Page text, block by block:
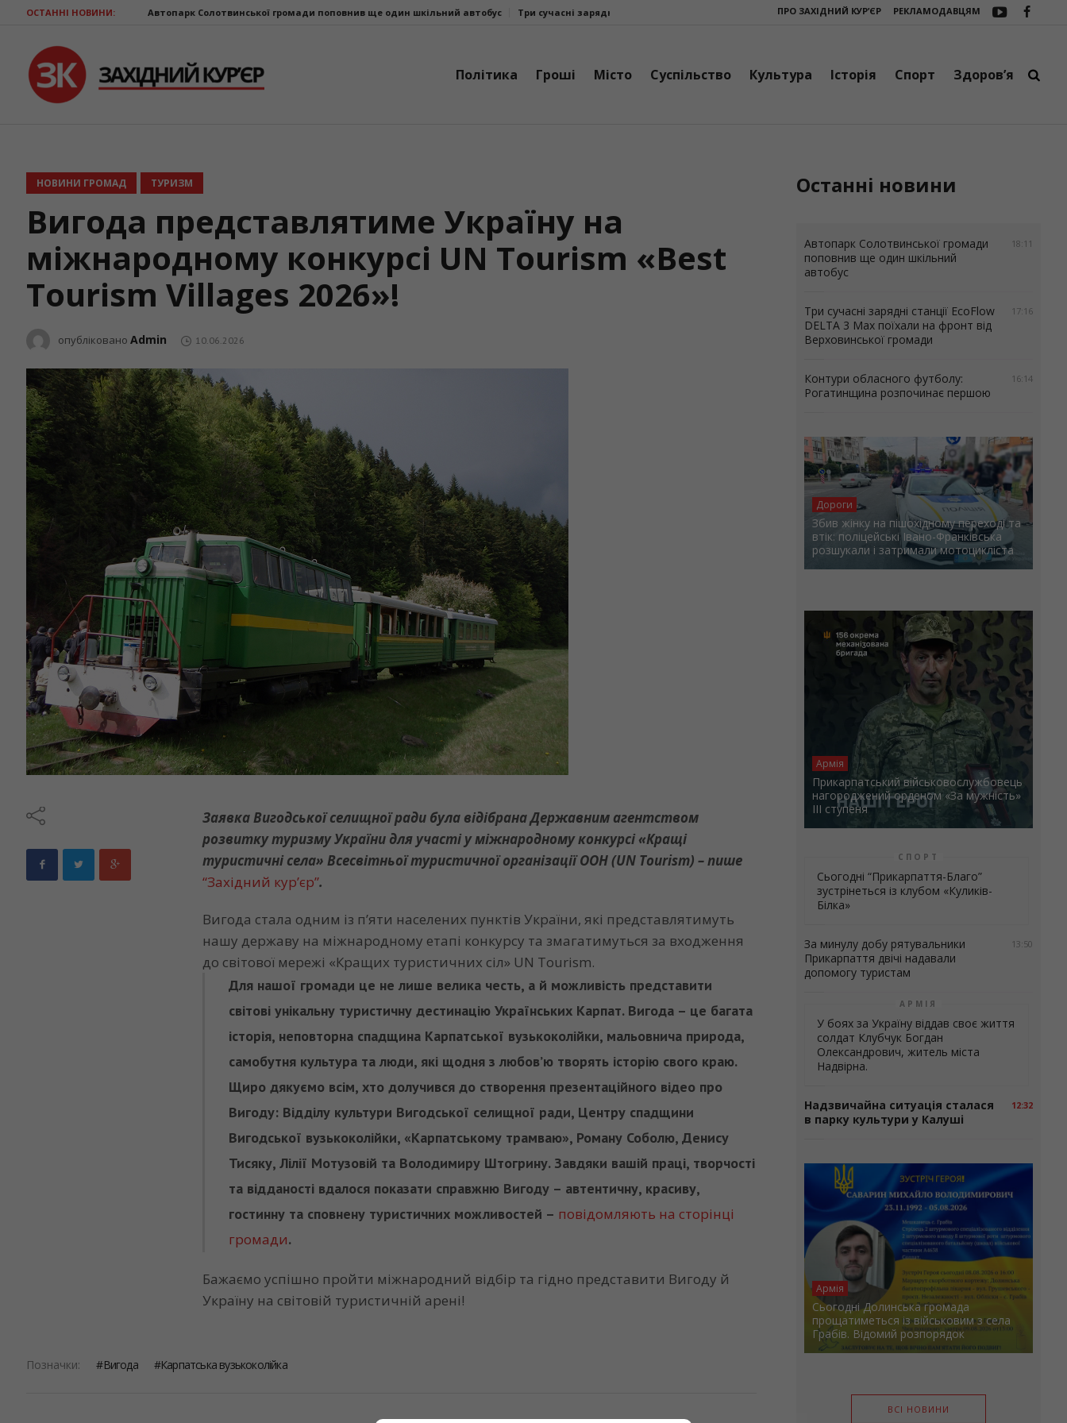
ПРО ЗАХІДНИЙ КУР’ЄР РЕКЛАМОДАВЦЯМ
ОСТАННІ НОВИНИ:
Автопарк Солотвинської громади поповнив ще один шкільний автобус Три сучасні зарядні станції EcoFlow DELTA 3 Max поїхали на фронт від Верховинської громади Контури обласного футболу:
Політика Гроші Місто Суспільство Культура Історія Спорт Здоров’я
НОВИНИ ГРОМАД ТУРИЗМ
Вигода представлятиме Україну на
міжнародному конкурсі UN Tourism «Best
Tourism Villages 2026»!
опублікованоAdmin 10.06.2026
Заявка Вигодської селищної ради була відібрана Державним агентством
розвитку туризму України для участі у міжнародному конкурсі «Кращі
туристичні села» Всесвітньої туристичної організації ООН (UN Tourism) – пише
“Західний кур’єр”.
Вигода стала одним із п’яти населених пунктів України, які представлятимуть
нашу державу на міжнародному етапі конкурсу та змагатимуться за входження
до світової мережі «Кращих туристичних сіл» UN Tourism.
Для нашої громади це не лише велика честь, а й можливість представити
світові унікальну туристичну дестинацію Українських Карпат. Вигода – це багата
історія, неповторна спадщина Карпатської вузькоколійки, мальовнича природа,
самобутня культура та люди, які щодня з любов’ю творять історію свого краю.
Щиро дякуємо всім, хто долучився до створення презентаційного відео про
Вигоду: Відділу культури Вигодської селищної ради, Центру спадщини
Вигодської вузькоколійки, «Карпатському трамваю», Роману Соболю, Денису
Тисяку, Лілії Мотузовій та Володимиру Штогрину. Завдяки вашій праці, творчості
та відданості вдалося показати справжню Вигоду – автентичну, красиву,
гостинну та сповнену туристичних можливостей – повідомляють на сторінці
громади.
Бажаємо успішно пройти міжнародний відбір та гідно представити Вигоду й
Україну на світовій туристичній арені!
Позначки: Вигода Карпатська вузькоколійка
Останні новини
18:11
Автопарк Солотвинської громади
поповнив ще один шкільний
автобус
17:16
Три сучасні зарядні станції EcoFlow
DELTA 3 Max поїхали на фронт від
Верховинської громади
16:14
Контури обласного футболу:
Рогатинщина розпочинає першою
Дороги
Збив жінку на пішохідному переході та
втік: поліцейські Івано-Франківська
розшукали і затримали мотоцикліста
Армія
Прикарпатський військовослужбовець
нагороджений орденом «За мужність»
ІІІ ступеня
СПОРТ
Сьогодні “Прикарпаття-Благо”
зустрінеться із клубом «Куликів-
Білка»
13:50
За минулу добу рятувальники
Прикарпаття двічі надавали
допомогу туристам
АРМІЯ
У боях за Україну віддав своє життя
солдат Клубчук Богдан
Олександрович, житель міста
Надвірна.
12:32
Надзвичайна ситуація сталася
в парку культури у Калуші
Армія
Сьогодні Долинська громада
прощатиметься із військовим з села
Грабів. Відомий розпорядок
ВСІ НОВИНИ